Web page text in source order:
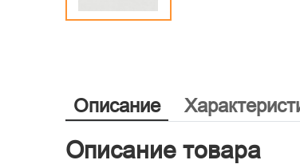
Описание
Описание товара